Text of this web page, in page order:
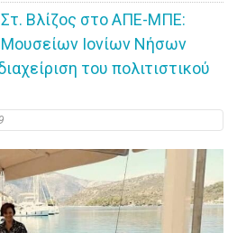
Βλίζος στο ΑΠΕ-ΜΠΕ:
Ιονίων Νήσων
του πολιτιστικού